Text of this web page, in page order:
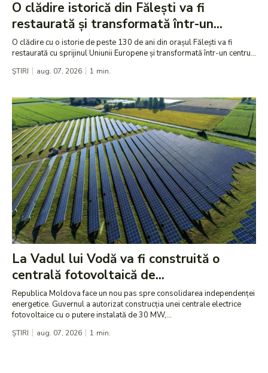
O clădire istorică din Fălești va fi
restaurată și transformată într-un...
O clădire cu o istorie de peste 130 de ani din orașul Fălești va fi
restaurată cu sprijinul Uniunii Europene și transformată într-un centru...
ȘTIRI aug. 07, 2026 1 min.
La Vadul lui Vodă va fi construită o
centrală fotovoltaică de...
Republica Moldova face un nou pas spre consolidarea independenței
energetice. Guvernul a autorizat construcția unei centrale electrice
fotovoltaice cu o putere instalată de 30 MW,...
ȘTIRI aug. 07, 2026 1 min.